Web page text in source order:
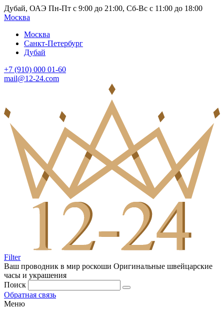
Дубай, ОАЭ Пн-Пт с 9:00 до 21:00, Сб-Вс с 11:00 до 18:00
Москва
Москва
Санкт-Петербург
Дубай
+7 (910) 000 01-60
mail@12-24.com
Filter
Ваш проводник в мир роскоши Оригинальные швейцарские
часы и украшения
Поиск
Обратная связь
Меню